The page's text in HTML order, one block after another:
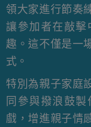
領大家進行節奏
讓參加者在敲
趣。這不僅是一
式。
特別為親子家庭
同參與撥浪鼓
戲，增進親子情